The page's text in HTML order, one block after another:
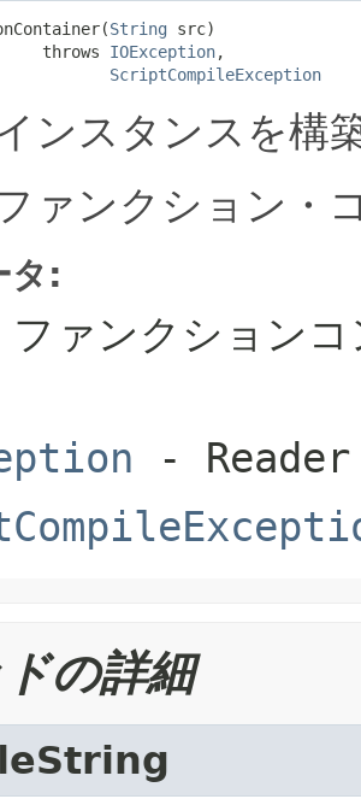
String src)
throws
IOException,
ScriptCompileException
ンスタンスを構
ァンクション・
タ:
ァンクションコ
- Reader
の詳細